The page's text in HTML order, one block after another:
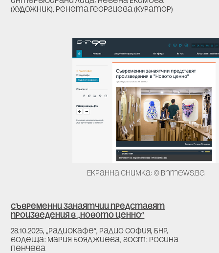
(художник), Ренета Георгиева (куратор)
Екранна снимка: © bnrnews.bg
Съвременни занаятчии представят
произведения в „Новото ценно“
28.10.2025, „Радиокафе“, Радио София, БНР,
водеща: Мария Бояджиева, гост: Росина
Пенчева